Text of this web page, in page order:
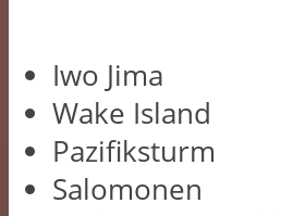
Iwo Jima
Wake Island
Pazifiksturm
Salomonen